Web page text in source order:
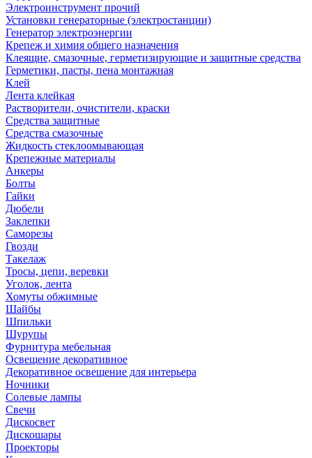
Электроинструмент прочий
Установки генераторные (электростанции)
Генератор электроэнергии
Крепеж и химия общего назначения
Клеящие, смазочные, герметизирующие и защитные средства
Герметики, пасты, пена монтажная
Клей
Лента клейкая
Растворители, очистители, краски
Средства защитные
Средства смазочные
Жидкость стеклоомывающая
Крепежные материалы
Анкеры
Болты
Гайки
Дюбели
Заклепки
Саморезы
Гвозди
Такелаж
Тросы, цепи, веревки
Уголок, лента
Хомуты обжимные
Шайбы
Шпильки
Шурупы
Фурнитура мебельная
Освещение декоративное
Декоративное освещение для интерьера
Ночники
Солевые лампы
Свечи
Дискосвет
Дискошары
Проекторы